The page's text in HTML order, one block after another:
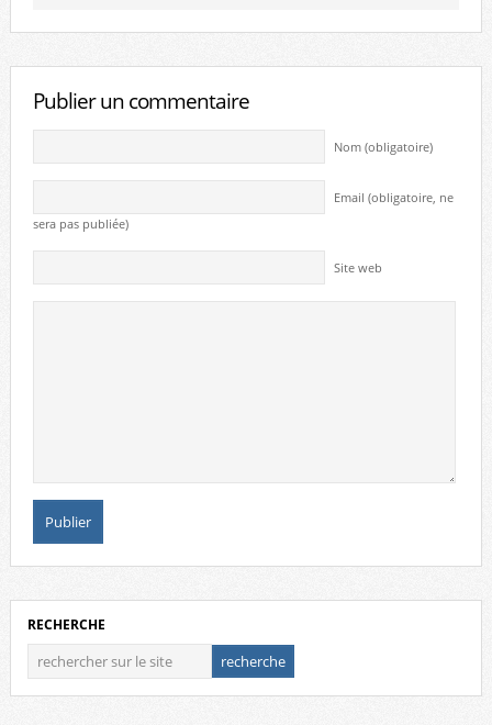
Publier un commentaire
Nom (obligatoire)
Email (obligatoire, ne
sera pas publiée)
Site web
RECHERCHE